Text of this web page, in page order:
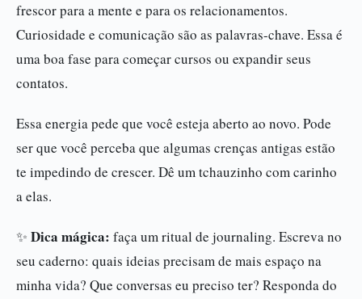
frescor para a mente e para os relacionamentos.
Curiosidade e comunicação são as palavras-chave. Essa é
uma boa fase para começar cursos ou expandir seus
contatos.
Essa energia pede que você esteja aberto ao novo. Pode
ser que você perceba que algumas crenças antigas estão
te impedindo de crescer. Dê um tchauzinho com carinho
a elas.
✨ Dica mágica: faça um ritual de journaling. Escreva no
seu caderno: quais ideias precisam de mais espaço na
minha vida? Que conversas eu preciso ter? Responda do